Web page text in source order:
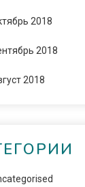
2018
2018
2018